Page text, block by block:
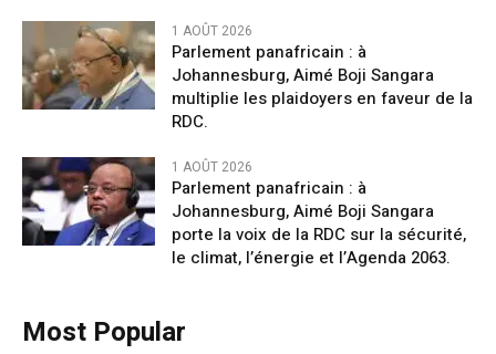
1 AOÛT 2026
Parlement panafricain : à
Johannesburg, Aimé Boji Sangara
multiplie les plaidoyers en faveur de la
RDC.
1 AOÛT 2026
Parlement panafricain : à
Johannesburg, Aimé Boji Sangara
porte la voix de la RDC sur la sécurité,
le climat, l’énergie et l’Agenda 2063.
Most Popular